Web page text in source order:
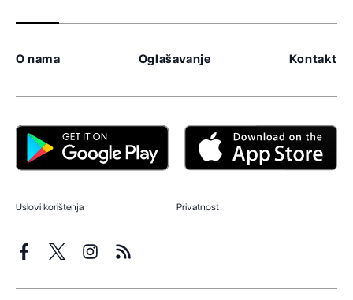
O nama Oglašavanje Kontakt
Uslovi korištenja Privatnost